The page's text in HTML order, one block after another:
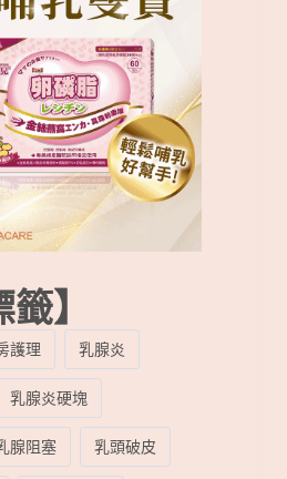
】
護理
乳腺炎
乳腺炎硬塊
腺阻塞
乳頭破皮